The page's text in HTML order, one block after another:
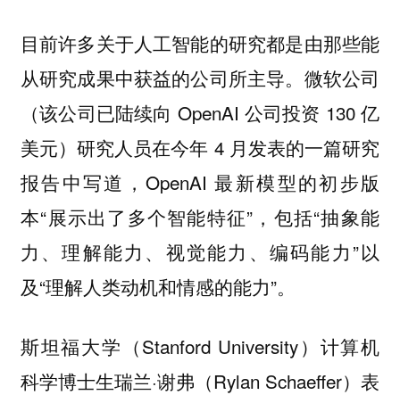
目前许多关于人工智能的研究都是由那些能
从研究成果中获益的公司所主导。微软公司
（该公司已陆续向 OpenAI 公司投资 130 亿
美元）研究人员在今年 4 月发表的一篇研究
报告中写道，OpenAI 最新模型的初步版
本“展示出了多个智能特征”，包括“抽象能
力、理解能力、视觉能力、编码能力”以
及“理解人类动机和情感的能力”。
斯坦福大学（Stanford University）计算机
科学博士生瑞兰·谢弗（Rylan Schaeffer）表